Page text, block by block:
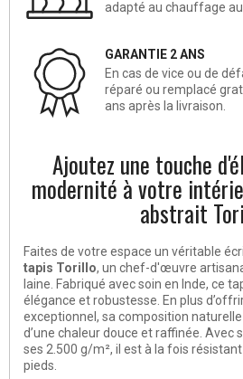
adapté au chauffage au
GARANTIE 2 ANS
En cas de vice ou de
réparé ou remplacé
ans après la livraison.
Ajoutez une touche
modernité à votre
abstrait
Faites de votre espace un véritable
tapis Torillo, un chef-d'œuvre
laine. Fabriqué avec soin en Inde, ce
élégance et robustesse. En plus
exceptionnel, sa composition
d’une chaleur douce et raffinée. Avec
ses 2.500 g/m², il est à la fois
pieds.